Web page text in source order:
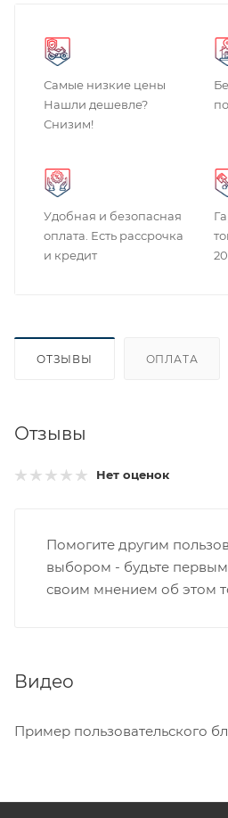
Самые низкие цены
Нашли дешевле?
Снизим!
Удобная и безопасная
оплата. Есть рассрочка
и кредит
ОТЗЫВЫ ОПЛАТА
Отзывы
Нет оценок
Помогите другим
выбором - будьте
своим мнением об этом
Видео
Пример пользовательского